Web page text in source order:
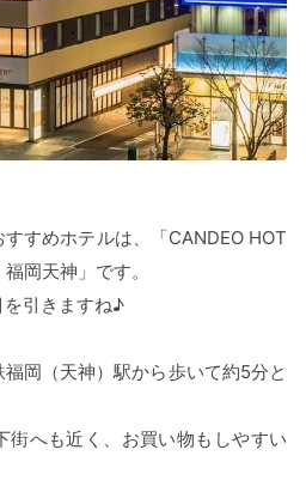
すすめホテルは、「CANDEO HOT
岡天神」です。
を引きますね♪
岡（天神）駅から歩いて約5分と
街へも近く、お買い物もしやすい